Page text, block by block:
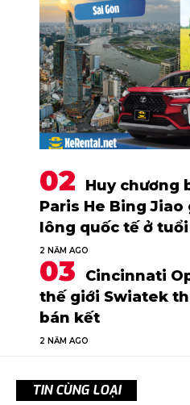
Huy chương
Paris He Bing Jiao
lông quốc tế ở
2 NĂM AGO
Cincinnati
thế giới Swiatek
bán kết
2 NĂM AGO
TIN CÙNG LOẠI